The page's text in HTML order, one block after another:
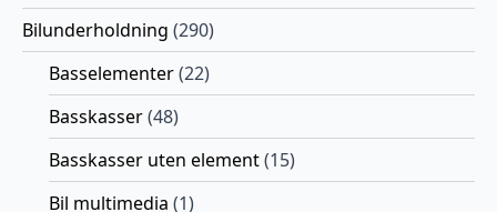
Bilunderholdning (290)
Basselementer(22)
Basskasser(48)
Basskasser uten element(15)
Bil multimedia (1)